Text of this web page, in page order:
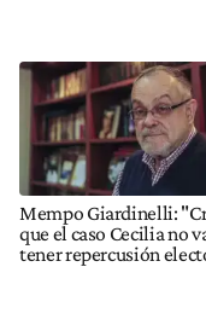
Mempo Giardinelli:
que el caso Cecilia no
tener repercusión